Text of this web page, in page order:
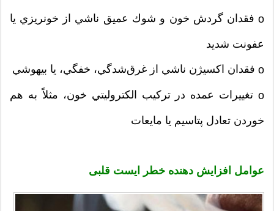
ο فقدان‌ گردش‌ خون‌ و شوك‌ عميق‌ ناشي‌ از خونريزي‌ يا
عفونت‌ شديد
ο فقدان‌ اكسيژن‌ ناشي‌ از غرق‌شدگي‌، خفگي‌، يا بيهوشي‌
ο تغييرات‌ عمده‌ در تركيب‌ الكتروليتي‌ خون‌، مثلاً به‌ هم‌
خوردن‌ تعادل‌ پتاسيم‌ يا مايعات
عوامل افزایش دهنده خطر ایست قلبی